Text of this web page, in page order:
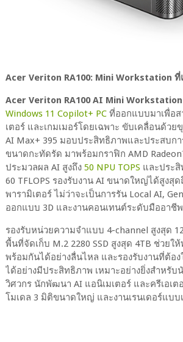
Acer Veriton RA100: Mini Workstation ที่
Acer Veriton RA100 AI Mini Workstation
Windows 11 Copilot+ PCที่ออกแบบมาเพื่อส
เตอร์ และเกมเมอร์โดยเฉพาะ ขับเคลื่อนด้วย
AI Max+ 395 มอบประสิทธิภาพและประสบก
ขนาดกะทัดรัด มาพร้อมกราฟิก AMD
ประมวลผล AI สูงถึง 50 NPU TOPS และประ
60 TFLOPS รองรับงาน AI ขนาดใหญ่ได้สูงสุ
พารามิเตอร์ ไม่ว่าจะเป็นการรัน Local AI,
ออกแบบ 3D และงานคอนเทนต์ระดับมืออาชีพ
รองรับหน่วยความจำแบบ 4-channel สูงสุด
พื้นที่จัดเก็บ M.2 2280 SSD สูงสุด 4TB ช่วยใ
พร้อมกันได้อย่างลื่นไหล และรองรับงานที่ต้อ
ได้อย่างมีประสิทธิภาพ เหมาะอย่างยิ่งสำห
วิศวกร นักพัฒนา AI แอนิเมเตอร์ และครีเอเต
โมเดล 3 มิติขนาดใหญ่ และงานเรนเดอร์แบบ